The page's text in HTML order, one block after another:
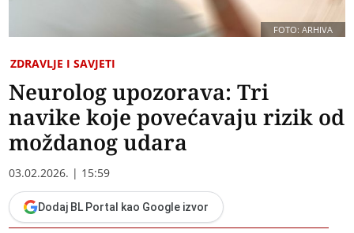
FOTO: ARHIVA
ZDRAVLJE I SAVJETI
Neurolog upozorava: Tri
navike koje povećavaju rizik od
moždanog udara
03.02.2026. | 15:59
Dodaj BL Portal kao Google izvor